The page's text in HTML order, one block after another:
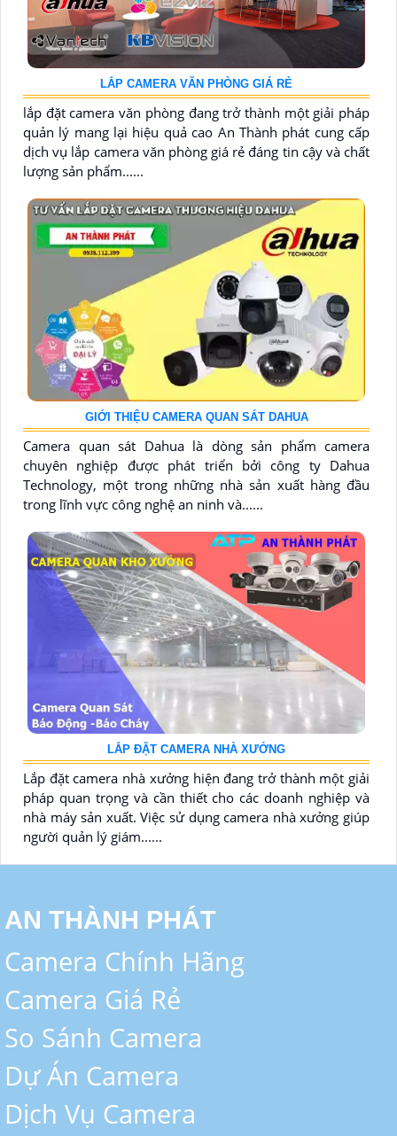
LẮP CAMERA VĂN PHÒNG GIÁ RẺ
lắp đặt camera văn phòng đang trở thành một giải pháp
quản lý mang lại hiệu quả cao An Thành phát cung cấp
dịch vụ lắp camera văn phòng giá rẻ đáng tin cậy và chất
lượng sản phẩm......
GIỚI THIỆU CAMERA QUAN SÁT DAHUA
Camera quan sát Dahua là dòng sản phẩm camera
chuyên nghiệp được phát triển bởi công ty Dahua
Technology, một trong những nhà sản xuất hàng đầu
trong lĩnh vực công nghệ an ninh và......
LẮP ĐẶT CAMERA NHÀ XƯỞNG
Lắp đặt camera nhà xưởng hiện đang trở thành một giải
pháp quan trọng và cần thiết cho các doanh nghiệp và
nhà máy sản xuất. Việc sử dụng camera nhà xưởng giúp
người quản lý giám......
AN THÀNH PHÁT
Camera Chính Hãng
Camera Giá Rẻ
So Sánh Camera
Dự Án Camera
Dịch Vụ Camera